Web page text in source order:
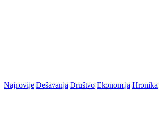
Najnovije Dešavanja Društvo Ekonomija Hronika